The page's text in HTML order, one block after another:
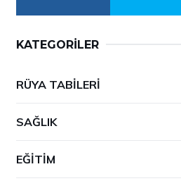
KATEGORILER
RÜYA TABILERI
SAĞLIK
EĞITIM